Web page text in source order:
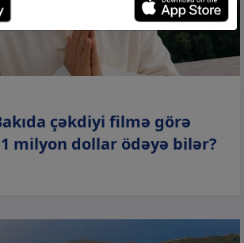
çəkdiyi filmə görə
milyon dollar ödəyə bilər?